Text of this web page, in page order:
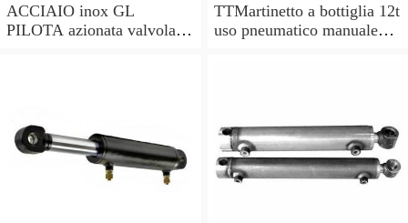
ACCIAIO inox GL
PILOTA azionata valvola di
TTMartinetto a bottiglia 12t
uso pneumatico manuale